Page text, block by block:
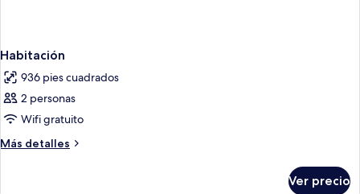
Habitación
936 pies cuadrados
2 personas
Wifi gratuito
Más detalles
Más
Ver precio